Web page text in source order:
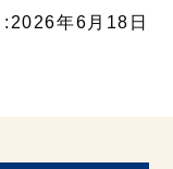
年6月18日